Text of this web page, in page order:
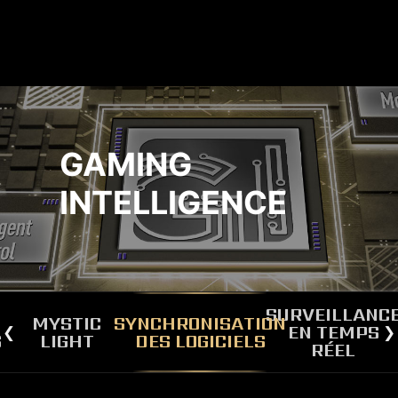
GAMING
INTELLIGENCE
MYSTIC
LIGHT
SYNCHRONISATION
DES LOGICIELS EN TEMPS
RÉEL